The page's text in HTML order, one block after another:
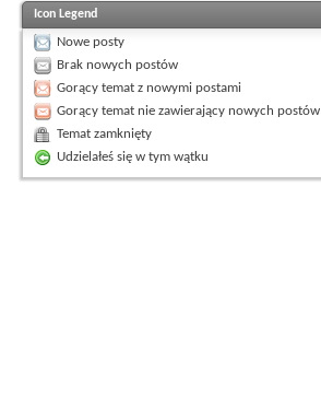
Icon Legend
Nowe posty
Brak nowych postów
Gorący temat z nowymi postami
Gorący temat nie zawierający nowych postów
Temat zamknięty
Udzielałeś się w tym wątku